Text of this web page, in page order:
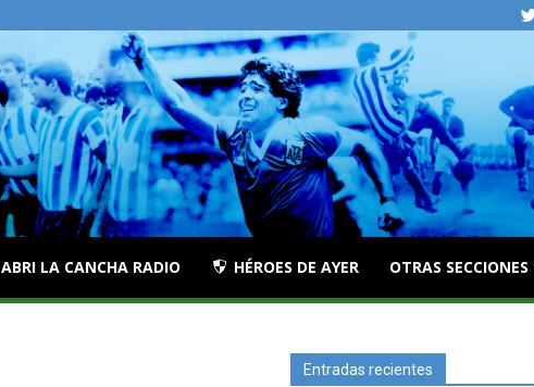
ABRI LA CANCHA RADIO HÉROES DE AYER OTRAS SECCIONES
Entradas recientes